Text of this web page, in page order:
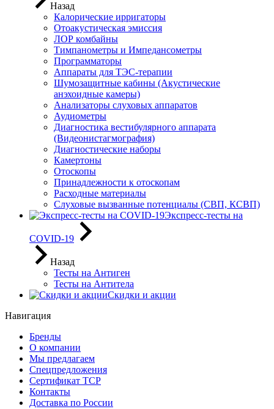
Назад
Калорические ирригаторы
Отоакустическая эмиссия
ЛОР комбайны
Тимпанометры и Импедансометры
Программаторы
Аппараты для ТЭС-терапии
Шумозащитные кабины (Акустические
анэхоидные камеры)
Анализаторы слуховых аппаратов
Аудиометры
Диагностика вестибулярного аппарата
(Видеонистагмография)
Диагностические наборы
Камертоны
Отоскопы
Принадлежности к отоскопам
Расходные материалы
Слуховые вызванные потенциалы (СВП, КСВП)
Экспресс-тесты на
COVID-19
Назад
Тесты на Антиген
Тесты на Антитела
Скидки и акции
Навигация
Бренды
О компании
Мы предлагаем
Спецпредложения
Сертификат ТСР
Контакты
Доставка по России